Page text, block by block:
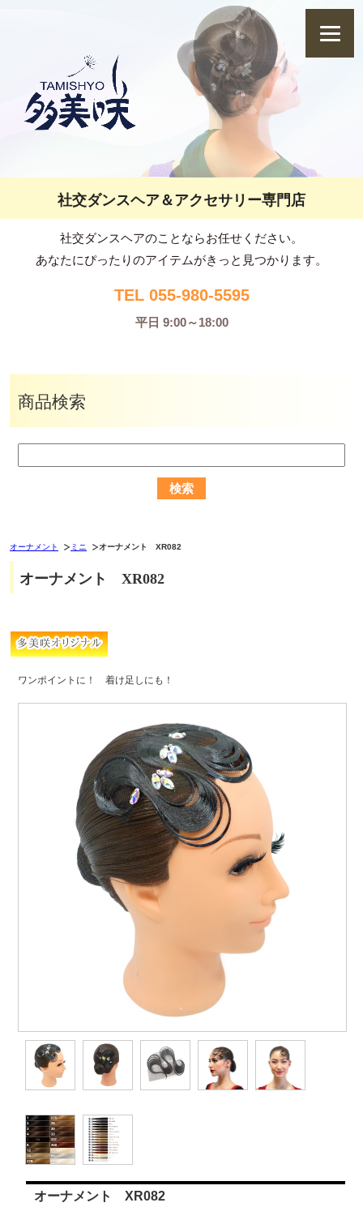
社交ダンスヘア＆アクセサリー専門店
社交ダンスヘアのことならお任せください。
あなたにぴったりのアイテムがきっと見つかります。
TEL 055-980-5595
平日 9:00～18:00
商品検索
オーナメント ミニ オーナメント XR082
オーナメント XR082
ワンポイントに！ 着け足しにも！
オーナメント XR082